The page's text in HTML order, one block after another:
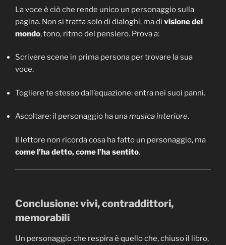
La voce è ciò che rende unico un personaggio sulla
pagina. Non si tratta solo di dialoghi, ma di visione del
mondo, tono, ritmo del pensiero. Prova a:
Scrivere scene in prima persona per trovare la sua
voce.
Togliere te stesso dall’equazione: entra nei suoi panni.
Ascoltare: il personaggio ha unamusica interiore.
Il lettore non ricorda cosa ha fatto un personaggio, ma
come l’ha detto, come l’ha sentito.
Conclusione: vivi, contraddittori,
memorabili
Un personaggio che respira è quello che, chiuso il libro,